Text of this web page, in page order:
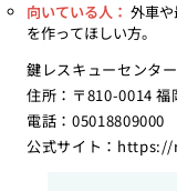
向いている人： 外車
を作ってほしい方。
鍵レスキューセンタ
住所：〒810-0014 福
電話：05018809000
公式サイト： https://